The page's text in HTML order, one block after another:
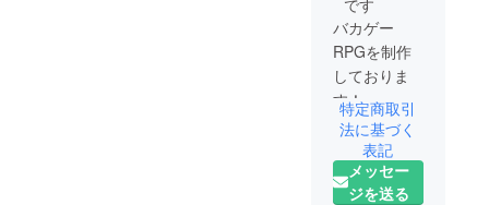
です
バカゲー
RPGを制作
しておりま
す！
バカゲー大
特定商取引
法に基づく
表記
メッセー
ジを送る